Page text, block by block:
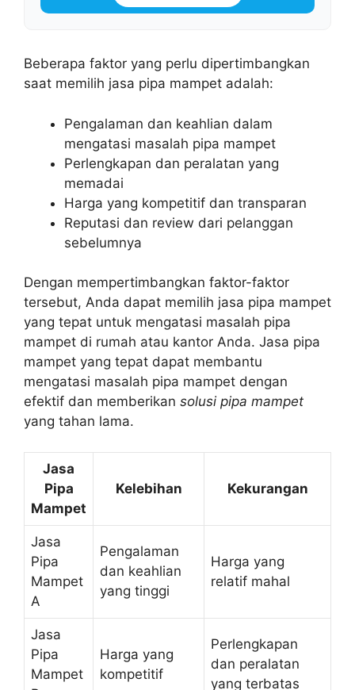
Beberapa faktor yang perlu dipertimbangkan
saat memilih jasa pipa mampet adalah:
Pengalaman dan keahlian dalam
mengatasi masalah pipa mampet
Perlengkapan dan peralatan yang
memadai
Harga yang kompetitif dan transparan
Reputasi dan review dari pelanggan
sebelumnya
Dengan mempertimbangkan faktor-faktor
tersebut, Anda dapat memilih jasa pipa mampet
yang tepat untuk mengatasi masalah pipa
mampet di rumah atau kantor Anda. Jasa pipa
mampet yang tepat dapat membantu
mengatasi masalah pipa mampet dengan
efektif dan memberikan solusi pipa mampet
yang tahan lama.
Jasa
Pipa
Mampet
Kelebihan Kekurangan
Jasa
Pipa
Mampet
A
Pengalaman
dan keahlian
yang tinggi
Harga yang
relatif mahal
Jasa
Pipa
Mampet
Harga yang
kompetitif
Perlengkapan
dan peralatan
yang terbatas